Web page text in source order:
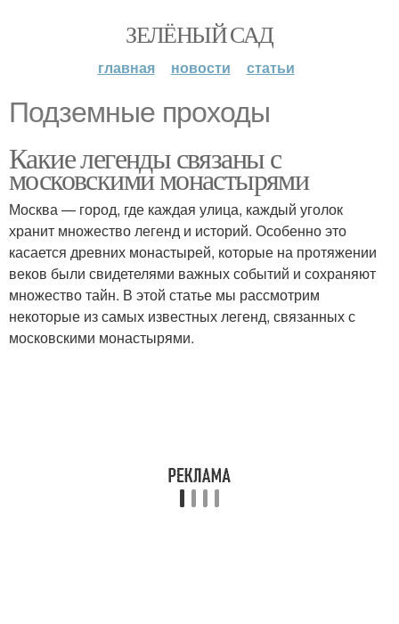
ЗЕЛЁНЫЙ САД
главная новости статьи
Подземные проходы
Какие легенды связаны с
московскими монастырями
Москва — город, где каждая улица, каждый уголок
хранит множество легенд и историй. Особенно это
касается древних монастырей, которые на протяжении
веков были свидетелями важных событий и сохраняют
множество тайн. В этой статье мы рассмотрим
некоторые из самых известных легенд, связанных с
московскими монастырями.